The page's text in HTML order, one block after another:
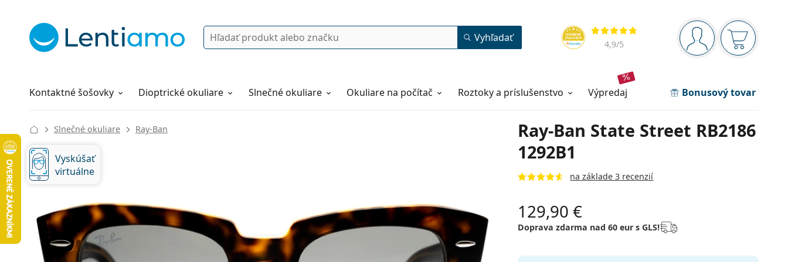
Navigačný panel
ste prihláseníNákupný
Hodnotenia
4,9/5
Vyhľadávanie Vyhľadať
Kontaktné šošovky
Roztoky Dioptrické okuliare Slnečné okuliare Okuliare na počítač Roztoky a príslušenstvo výpredaj Bonusový tovar
Všetko o nákupe
Ray-Ban State Street RB2186
1292B1
na základe 3 recenzií
Slnečné okuliare Ray-Ban
Vyskúšať
virtuálne
129,90 €
Doprava zdarma nad 60 eur s GLS!